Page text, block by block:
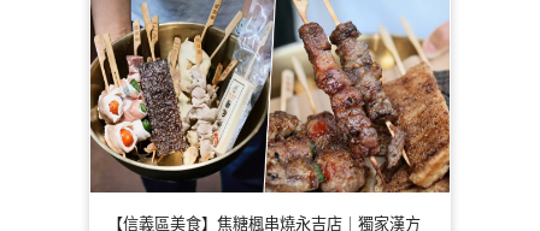
【信義區美食】焦糖楓串燒永吉店｜獨家漢方